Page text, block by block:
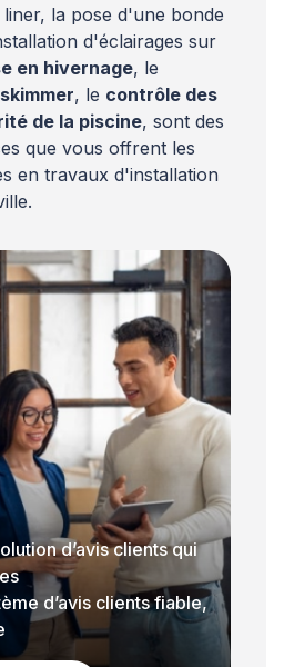
la pose d'une bonde
d'éclairages sur
en hivernage, le
, le contrôle des
de la piscine, sont des
que vous offrent les
en travaux d'installation
d’avis clients qui
d’avis clients fiable,